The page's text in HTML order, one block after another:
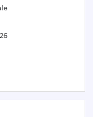
budgétaire et